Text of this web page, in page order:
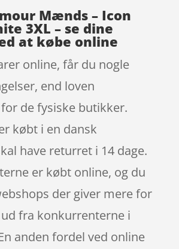
Mænds – Icon
3XL – se dine
at købe online
online, får du nogle
end loven
de fysiske butikker.
købt i en dansk
have returret i 14 dage.
er købt online, og du
der giver mere for
fra konkurrenterne i
anden fordel ved online